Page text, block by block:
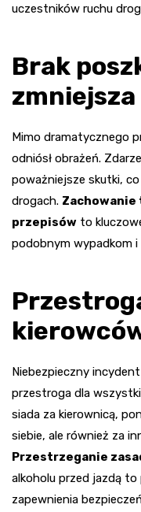
uczestników ruchu
Brak
Mimo dramatycznego
odniósł obrażeń.
poważniejsze skutki,
drogach.
przepisów to
podobnym wypadkom i
Niebezpieczny
przestroga dla
siada za kierownicą,
siebie, ale również za
Przestrzeganie
alkoholu przed jazdą
zapewnienia